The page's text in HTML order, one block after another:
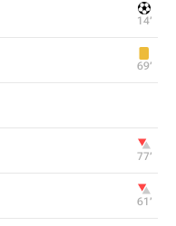
14‎’‎
69‎’‎
77‎’‎
61‎’‎